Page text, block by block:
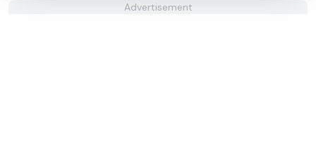
Advertisement